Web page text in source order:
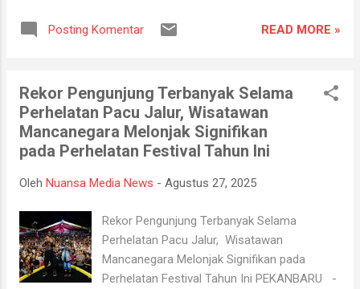
Riau yang dipandu langsung oleh Gubernur....
bermanfaat untuk diri sendiri dan orang lain
berkorban untuk orang lain. Kehidupan Tentu
akan menyenangkan jika kita dikelilingi oleh
orang orang yang baik, atau kitakah yang
menjadi orang baik itu...? Dalam alam
dihadapkan dengan situasi yang tidak adil.
mereka tidak punya teman atau justru sering
dikhianati. Pernahkah kita sudah berbuat baik,
tapi timbal baliknya tak sesuai dan bertanya-
Posting Komentar READ MORE »
Rekor Pengunjung Terbanyak Selama
Perhelatan Pacu Jalur, Wisatawan
Mancanegara Melonjak Signifikan
pada Perhelatan Festival Tahun Ini
Oleh Nuansa Media News - Agustus 27, 2025
Rekor Pengunjung Terbanyak Selama
Perhelatan Pacu Jalur, Wisatawan
Mancanegara Melonjak Signifikan pada
Perhelatan Festival Tahun Ini PEKANBARU -